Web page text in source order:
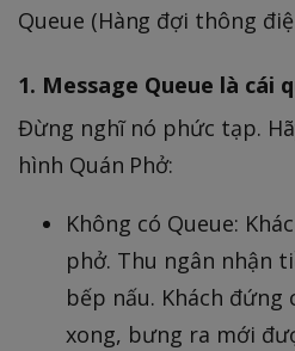
Queue (Hàng đợi thông
1. Message Queue là cái
Đừng nghĩ nó phức tạp.
hình Quán Phở:
Không có Queue:
phở. Thu ngân nhận
bếp nấu. Khách đứng
xong, bưng ra mới